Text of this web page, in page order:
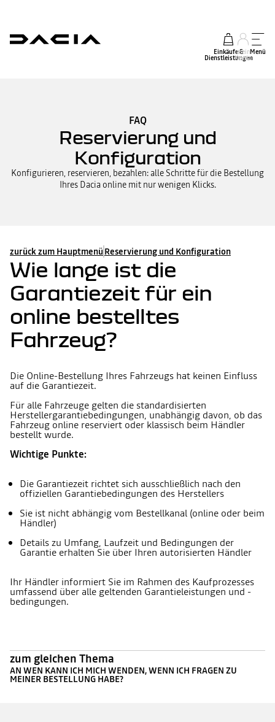
Einkäufe &
Dienstleistungen
mein
Konto
Menü
FAQ
Reservierung und
Konfiguration
Konfigurieren, reservieren, bezahlen: alle Schritte für die Bestellung
Ihres Dacia online mit nur wenigen Klicks.
zurück zum Hauptmenü Reservierung und Konfiguration
Wie lange ist die
Garantiezeit für ein
online bestelltes
Fahrzeug?
Die Online-Bestellung Ihres Fahrzeugs hat keinen Einfluss
auf die Garantiezeit.
Für alle Fahrzeuge gelten die standardisierten
Herstellergarantiebedingungen, unabhängig davon, ob das
Fahrzeug online reserviert oder klassisch beim Händler
bestellt wurde.
Wichtige Punkte:
Die Garantiezeit richtet sich ausschließlich nach den
offiziellen Garantiebedingungen des Herstellers
Sie ist nicht abhängig vom Bestellkanal (online oder beim
Händler)
Details zu Umfang, Laufzeit und Bedingungen der
Garantie erhalten Sie über Ihren autorisierten Händler
Ihr Händler informiert Sie im Rahmen des Kaufprozesses
umfassend über alle geltenden Garantieleistungen und -
bedingungen.
zum gleichen Thema
AN WEN KANN ICH MICH WENDEN, WENN ICH FRAGEN ZU
MEINER BESTELLUNG HABE?